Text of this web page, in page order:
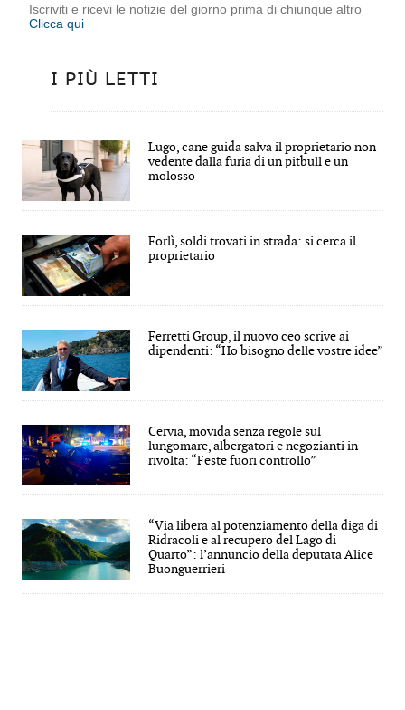
Iscriviti e ricevi le notizie del giorno prima di chiunque altro
Clicca qui
I PIÙ LETTI
Lugo, cane guida salva il proprietario non
vedente dalla furia di un pitbull e un
molosso
Forlì, soldi trovati in strada: si cerca il
proprietario
Ferretti Group, il nuovo ceo scrive ai
dipendenti: “Ho bisogno delle vostre idee”
Cervia, movida senza regole sul
lungomare, albergatori e negozianti in
rivolta: “Feste fuori controllo”
“Via libera al potenziamento della diga di
Ridracoli e al recupero del Lago di
Quarto”: l’annuncio della deputata Alice
Buonguerrieri